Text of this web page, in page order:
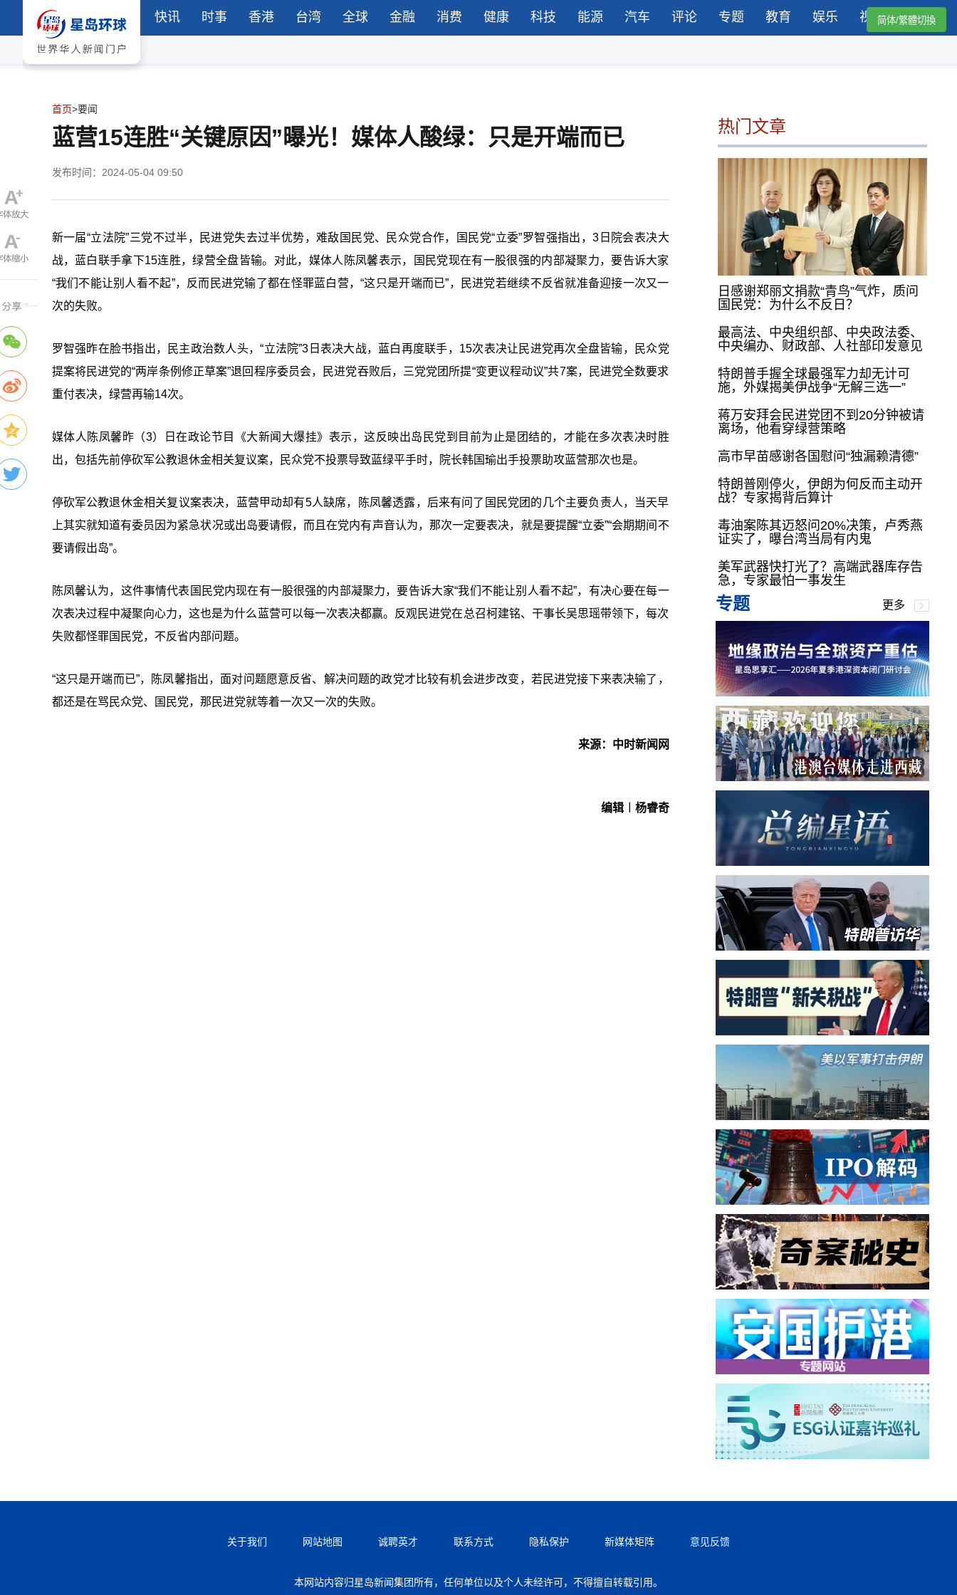
快讯 时事 香港 台湾 全球 金融 消费 健康 科技 能源 汽车 评论 专题 教育 娱乐 视频简体/繁體切換
首页>要闻
蓝营15连胜“关键原因”曝光！媒体人酸绿：只是开端而已
发布时间：2024-05-04 09:50
新一届“立法院”三党不过半，民进党失去过半优势，难敌国民党、民众党合作，国民党“立委”罗智强指出，3日院会表决大
战，蓝白联手拿下15连胜，绿营全盘皆输。对此，媒体人陈凤馨表示，国民党现在有一股很强的内部凝聚力，要告诉大家
“我们不能让别人看不起”，反而民进党输了都在怪罪蓝白营，“这只是开端而已”，民进党若继续不反省就准备迎接一次又一
次的失败。
罗智强昨在脸书指出，民主政治数人头，“立法院”3日表决大战，蓝白再度联手，15次表决让民进党再次全盘皆输，民众党
提案将民进党的“两岸条例修正草案”退回程序委员会，民进党吞败后，三党党团所提“变更议程动议”共7案，民进党全数要求
重付表决，绿营再输14次。
媒体人陈凤馨昨（3）日在政论节目《大新闻大爆挂》表示，这反映出岛民党到目前为止是团结的，才能在多次表决时胜
出，包括先前停砍军公教退休金相关复议案，民众党不投票导致蓝绿平手时，院长韩国瑜出手投票助攻蓝营那次也是。
停砍军公教退休金相关复议案表决，蓝营甲动却有5人缺席，陈凤馨透露，后来有问了国民党团的几个主要负责人，当天早
上其实就知道有委员因为紧急状况或出岛要请假，而且在党内有声音认为，那次一定要表决，就是要提醒“立委”“会期期间不
要请假出岛”。
陈凤馨认为，这件事情代表国民党内现在有一股很强的内部凝聚力，要告诉大家“我们不能让别人看不起”，有决心要在每一
次表决过程中凝聚向心力，这也是为什么蓝营可以每一次表决都赢。反观民进党在总召柯建铭、干事长吴思瑶带领下，每次
失败都怪罪国民党，不反省内部问题。
“这只是开端而已”，陈凤馨指出，面对问题愿意反省、解决问题的政党才比较有机会进步改变，若民进党接下来表决输了，
都还是在骂民众党、国民党，那民进党就等着一次又一次的失败。
来源：中时新闻网
编辑︱杨睿奇
热门文章
日感谢郑丽文捐款“青鸟”气炸，质问
国民党：为什么不反日？
最高法、中央组织部、中央政法委、
中央编办、财政部、人社部印发意见
特朗普手握全球最强军力却无计可
施，外媒揭美伊战争“无解三选一”
蒋万安拜会民进党团不到20分钟被请
离场，他看穿绿营策略
高市早苗感谢各国慰问“独漏赖清德”
特朗普刚停火，伊朗为何反而主动开
战？专家揭背后算计
毒油案陈其迈怒问20%决策，卢秀燕
证实了，曝台湾当局有内鬼
美军武器快打光了？高端武器库存告
急，专家最怕一事发生
专题 更多
关于我们 网站地图 诚聘英才 联系方式 隐私保护 新媒体矩阵 意见反馈
本网站内容归星岛新闻集团所有，任何单位以及个人未经许可，不得擅自转载引用。